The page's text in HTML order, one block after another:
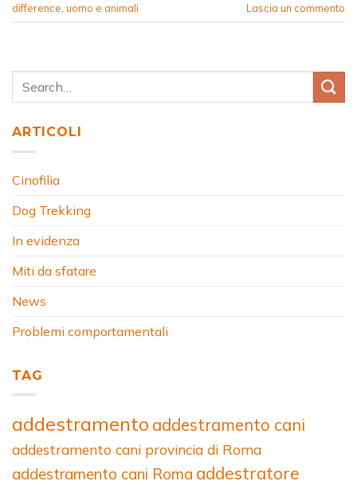
difference uomo e animali Lascia un commento
ARTICOLI
Cinofilia
Dog Trekking
In evidenza
Miti da sfatare
News
Problemi comportamentali
TAG
addestramento addestramento cani
addestramento cani provincia di Roma
addestramento cani Roma addestratore